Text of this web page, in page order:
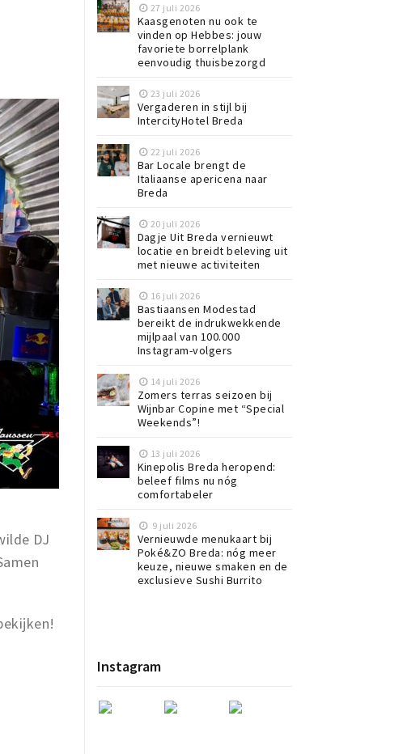
DJ
27 juli 2026
Kaasgenoten nu ook te
vinden op Hebbes: jouw
favoriete borrelplank
eenvoudig thuisbezorgd
23 juli 2026
Vergaderen in stijl bij
IntercityHotel Breda
22 juli 2026
Bar Locale brengt de
Italiaanse apericena naar
Breda
20 juli 2026
Dagje Uit Breda vernieuwt
locatie en breidt beleving uit
met nieuwe activiteiten
16 juli 2026
Bastiaansen Modestad
bereikt de indrukwekkende
mijlpaal van 100.000
Instagram-volgers
14 juli 2026
Zomers terras seizoen bij
Wijnbar Copine met “Special
Weekends”!
13 juli 2026
Kinepolis Breda heropend:
beleef films nu nóg
comfortabeler
9 juli 2026
Vernieuwde menukaart bij
Poké&ZO Breda: nóg meer
keuze, nieuwe smaken en de
exclusieve Sushi Burrito
Instagram